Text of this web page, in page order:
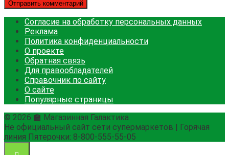
Согласие на обработку персональных данных
Реклама
Политика конфиденциальности
О проекте
Обратная связь
Для правообладателей
Справочник по сайту
О сайте
Популярные страницы
© 2026 🏫 Магазинная Галактика
Не официальный сайт сети супермаркетов | Горячая
линия Пятерочки: 8-800-555-55-05